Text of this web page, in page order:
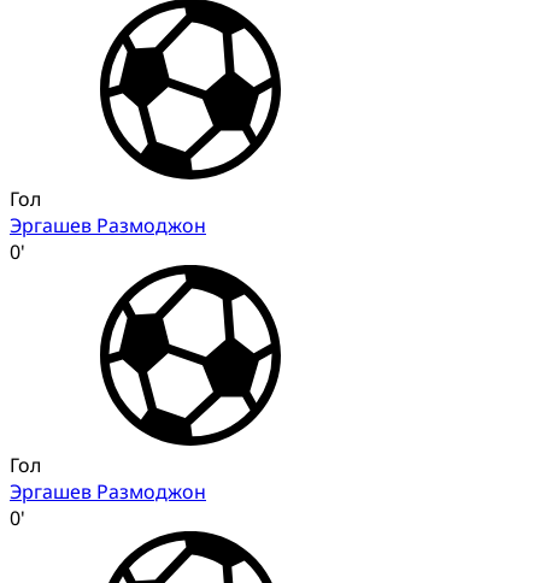
Гол
Эргашев Размоджон
0'
Гол
Эргашев Размоджон
0'